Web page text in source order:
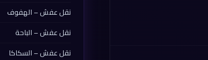
نقل عفش – الهفوف
نقل عفش – الباحة
نقل عفش – السكاكا